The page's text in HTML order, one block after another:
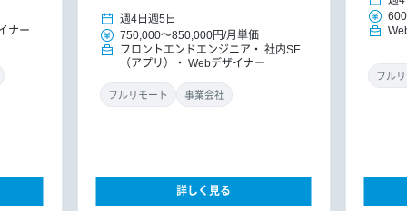
ナー
週4日 週5日
750,000～850,000円/月単価
フロントエンドエンジニア
社内SE
（アプリ）
Webデザイナー
フルリモート 事業会社
詳しく見る
フル